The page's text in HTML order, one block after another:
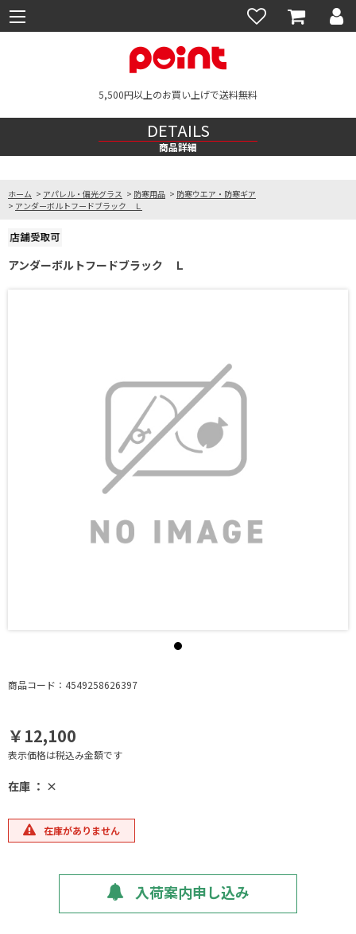
5,500円以上のお買い上げで送料無料
DETAILS
商品詳細
ホーム > アパレル・偏光グラス > 防寒用品 > 防寒ウエア・防寒ギア
> アンダーボルトフードブラック Ｌ
アンダーボルトフードブラック Ｌ
商品コード：4549258626397
￥12,100
表示価格は税込み金額です
在庫 ： ×
在庫がありません
入荷案内申し込み